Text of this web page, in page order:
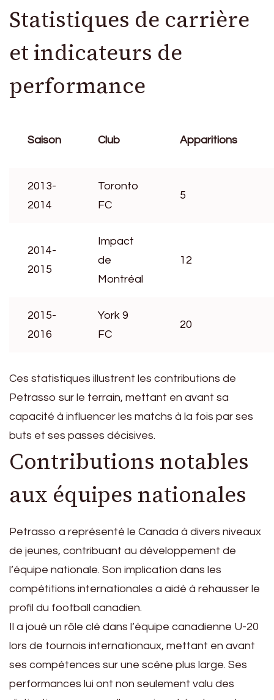
Statistiques de carrière
et indicateurs de
performance
Saison Club Apparitions
2013-
2014
Toronto
FC
5
2014-
2015
Impact
de
Montréal
12
2015-
2016
York 9
FC
20
Ces statistiques illustrent les contributions de
Petrasso sur le terrain, mettant en avant sa
capacité à influencer les matchs à la fois par ses
buts et ses passes décisives.
Contributions notables
aux équipes nationales
Petrasso a représenté le Canada à divers niveaux
de jeunes, contribuant au développement de
l’équipe nationale. Son implication dans les
compétitions internationales a aidé à rehausser le
profil du football canadien.
Il a joué un rôle clé dans l’équipe canadienne U-20
lors de tournois internationaux, mettant en avant
ses compétences sur une scène plus large. Ses
performances lui ont non seulement valu des